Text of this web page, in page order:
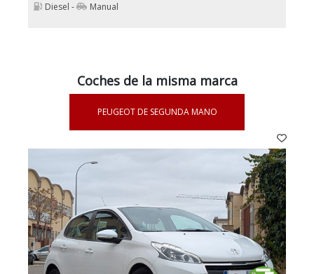
Diesel -
Manual
Coches de la misma marca
PEUGEOT DE SEGUNDA MANO